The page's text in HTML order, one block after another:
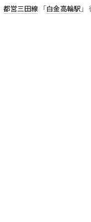
都営三田線 「白金高輪駅 」